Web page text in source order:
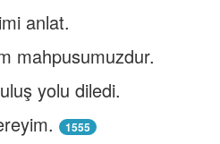
anlat.
mahpusumuzdur.
yolu diledi.
1555